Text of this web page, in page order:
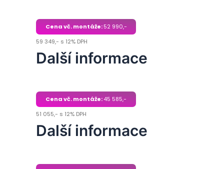
Cena vč. montáže:52 990,-
59 349,- s 12% DPH
Další informace
Cena vč. montáže:45 585,-
51 055,- s 12% DPH
Další informace